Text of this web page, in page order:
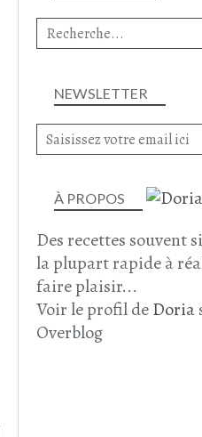
NEWSLETTER
À PROPOS
Des recettes souvent
la plupart rapide à
faire plaisir...
Voir le profil deDoria
Overblog